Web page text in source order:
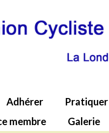
Adhérer Pratiquer
membre
Galerie